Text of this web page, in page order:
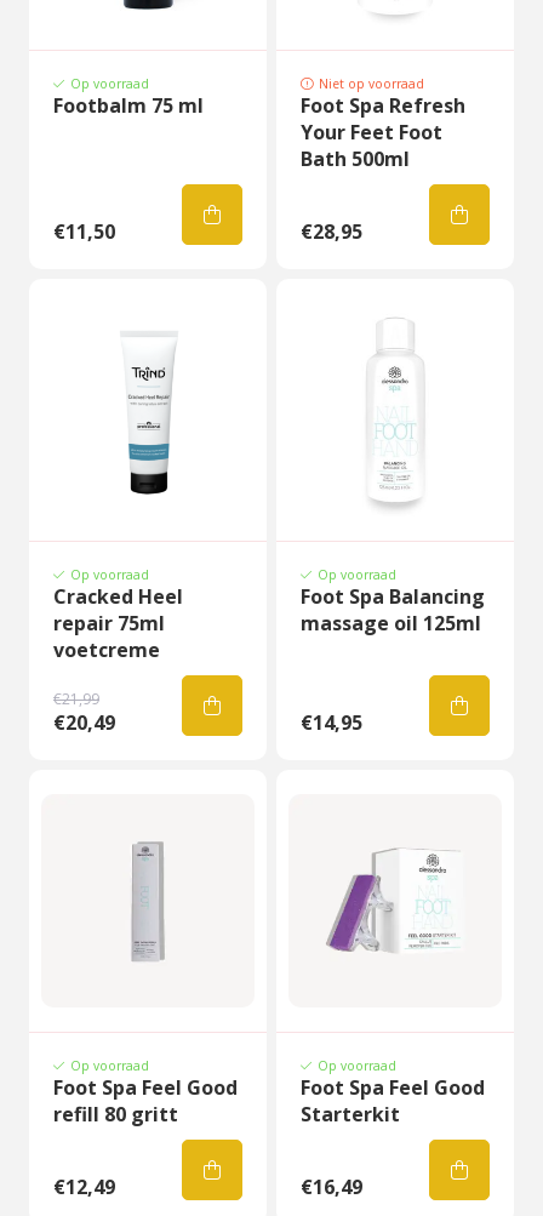
Op voorraad
Footbalm 75 ml
€11,50
Niet op voorraad
Foot Spa Refresh
Your Feet Foot
Bath 500ml
€28,95
Op voorraad
Cracked Heel
repair 75ml
voetcreme
€21,99
€20,49
Op voorraad
Foot Spa Balancing
massage oil 125ml
€14,95
Op voorraad
Foot Spa Feel Good
refill 80 gritt
€12,49
Op voorraad
Foot Spa Feel Good
Starterkit
€16,49